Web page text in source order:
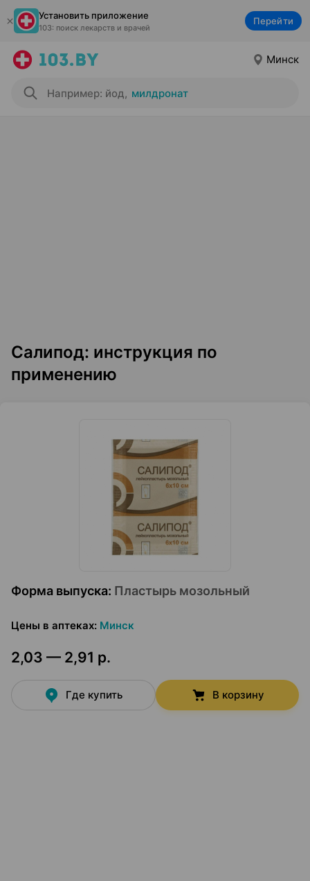
Установить приложение
103: поиск лекарств и врачей
Перейти
Минск
Например: йод, милдронат
Салипод: инструкция по
применению
Форма выпуска: Пластырь мозольный
Цены в аптеках: Минск
2,03 — 2,91 р.
Где купить В корзину